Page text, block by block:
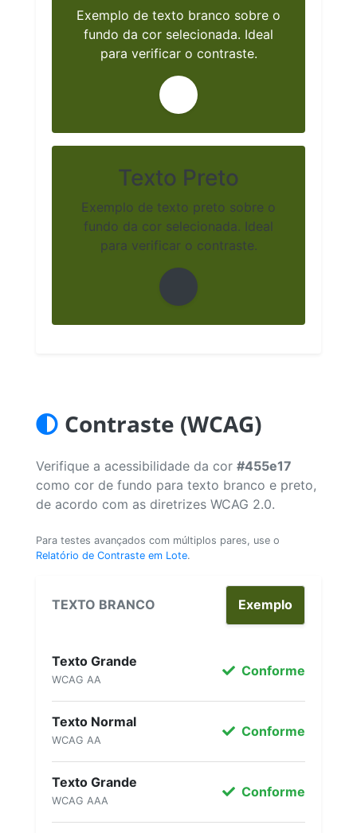
Exemplo de texto branco sobre o
fundo da cor selecionada. Ideal
para verificar o contraste.
Texto Preto
Exemplo de texto preto sobre o
fundo da cor selecionada. Ideal
para verificar o contraste.
Contraste (WCAG)
Verifique a acessibilidade da cor #455e17
como cor de fundo para texto branco e preto,
de acordo com as diretrizes WCAG 2.0.
Para testes avançados com múltiplos pares, use o
Relatório de Contraste em Lote.
TEXTO BRANCO Exemplo
Texto Grande
WCAG AA
Conforme
Texto Normal
WCAG AA
Conforme
Texto Grande
WCAG AAA
Conforme